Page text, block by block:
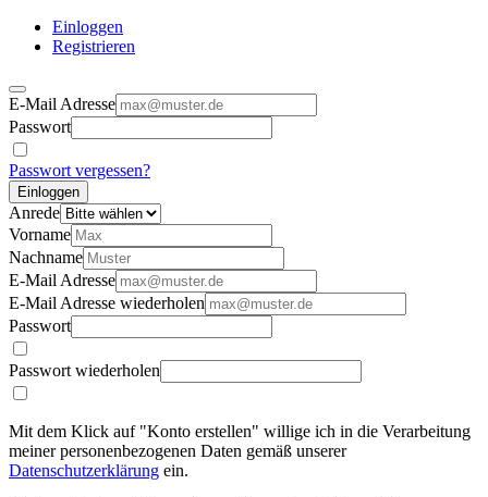
Einloggen
Registrieren
E-Mail Adresse
Passwort
Passwort vergessen?
Einloggen
Anrede
Vorname
Nachname
E-Mail Adresse
E-Mail Adresse wiederholen
Passwort
Passwort wiederholen
Mit dem Klick auf "Konto erstellen" willige ich in die Verarbeitung
meiner personenbezogenen Daten gemäß unserer
Datenschutzerklärung ein.